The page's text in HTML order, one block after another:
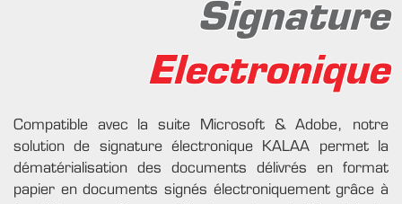
Signature
Electronique
Compatible avec la suite Microsoft & Adobe, notre
solution de signature électronique KALAA permet la
dématérialisation des documents délivrés en format
papier en documents signés électroniquement grâce à